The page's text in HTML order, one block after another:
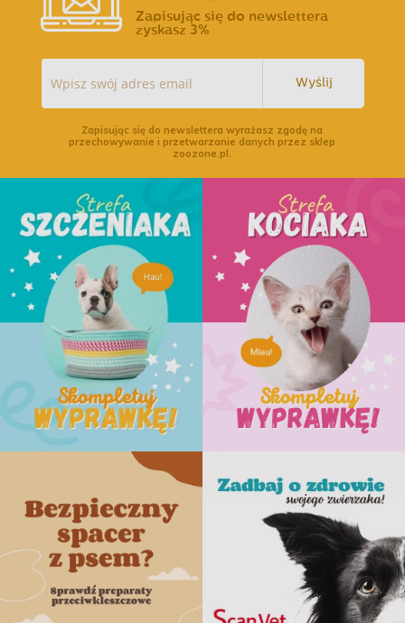
Zapisując się do newslettera
zyskasz 3%
Wyślij
Zapisując się do newslettera wyrażasz zgodę na
przechowywanie i przetwarzanie danych przez sklep
zoozone.pl.